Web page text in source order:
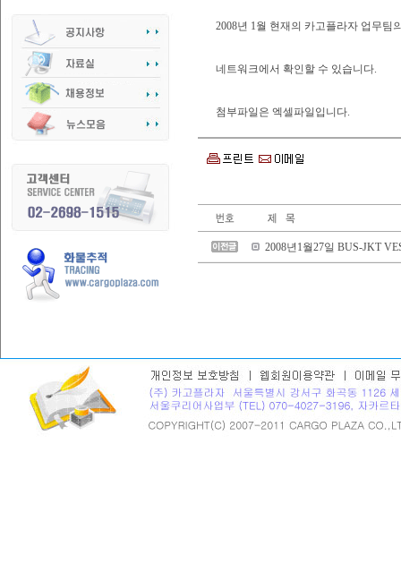
2008년 1월 현재의 카고플라자 업무팀
네트워크에서 확인할 수 있습니다.
첨부파일은 엑셀파일입니다.
2008년1월27일 BUS-JKT